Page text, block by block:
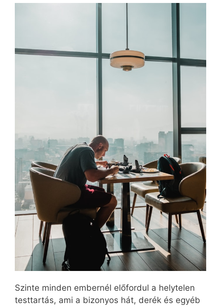
Szinte minden embernél előfordul a helytelen
testtartás, ami a bizonyos hát, derék és egyéb